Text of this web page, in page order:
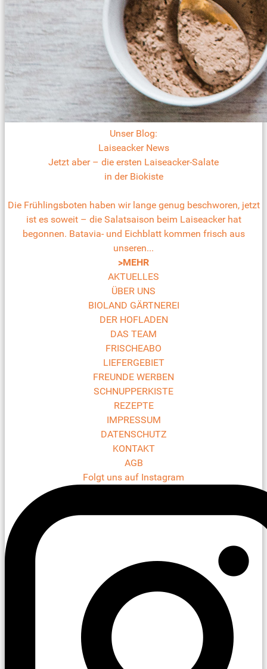
Unser Blog:
Laiseacker News
Jetzt aber – die ersten Laiseacker-Salate
in der Biokiste
Die Frühlingsboten haben wir lange genug beschworen, jetzt
ist es soweit – die Salatsaison beim Laiseacker hat
begonnen. Batavia- und Eichblatt kommen frisch aus
unseren...
>MEHR
AKTUELLES
ÜBER UNS
BIOLAND GÄRTNEREI
DER HOFLADEN
DAS TEAM
FRISCHEABO
LIEFERGEBIET
FREUNDE WERBEN
SCHNUPPERKISTE
REZEPTE
IMPRESSUM
DATENSCHUTZ
KONTAKT
AGB
Folgt uns auf Instagram